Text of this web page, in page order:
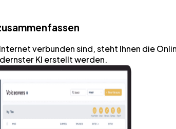
verbunden sind, steht Ihnen die
KI erstellt werden.